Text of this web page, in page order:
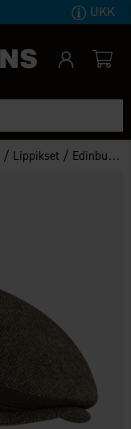
UKK
/ Lippikset / Edinburgh Lippis